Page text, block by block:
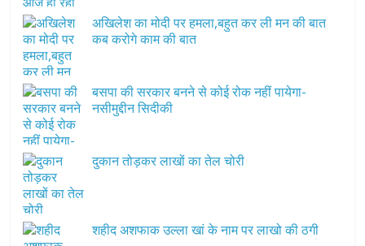
अखिलेश का मोदी पर हमला,बहुत कर ली मन की बात
कब करोगे काम की बात
बसपा की सरकार बनने से कोई रोक नहीं पायेगा-
नसीमुद्दीन सिदीकी
दुकान तोड़कर लाखों का तेल चोरी
शहीद अशफाक उल्ला खां के नाम पर लाखो की ठगी